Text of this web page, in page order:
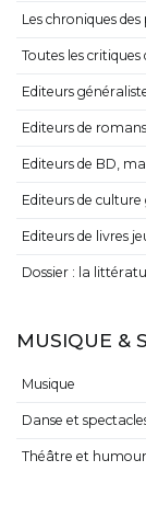
Les chroniques
Toutes les
Editeurs
Editeurs de
Editeurs de BD,
Editeurs de
Editeurs de livres
Dossier : la
MUSIQUE &
Musique
Danse et
Théâtre et humour